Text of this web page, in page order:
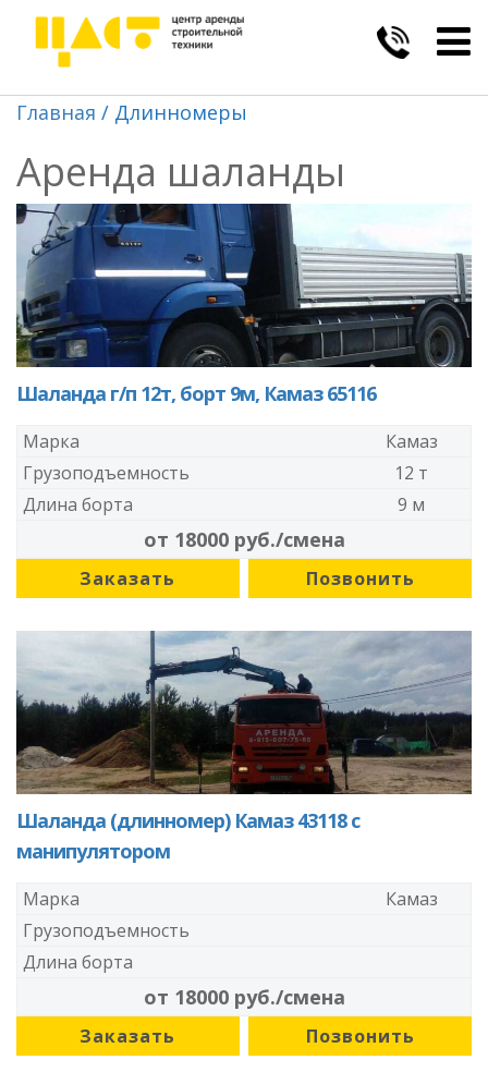
Главная Длинномеры
Аренда шаланды
Шаланда г/п 12т, борт 9м, Камаз 65116
Марка
Камаз
Грузоподъемность
12 т
Длина борта
9 м
от 18000 руб./смена
Заказать Позвонить
Шаланда (длинномер) Камаз 43118 с
манипулятором
Марка
Камаз
Грузоподъемность
Длина борта
от 18000 руб./смена
Заказать Позвонить